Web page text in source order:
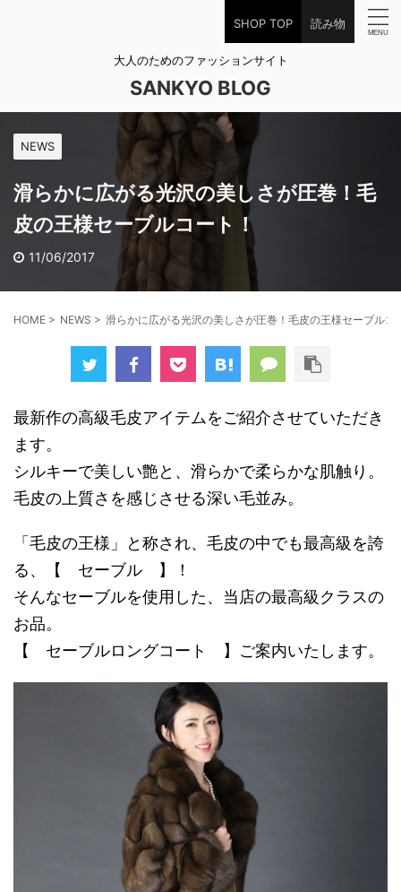
SHOP TOP 読み物
大人のためのファッションサイト
SANKYO BLOG
NEWS
滑らかに広がる光沢の美しさが圧巻！毛
皮の王様セーブルコート！
11/06/2017
HOME > NEWS > 滑らかに広がる光沢の美しさが圧巻！毛皮の王様セーブルコ
最新作の高級毛皮アイテムをご紹介させていただき
ます。
シルキーで美しい艶と、滑らかで柔らかな肌触り。
毛皮の上質さを感じさせる深い毛並み。
「毛皮の王様」と称され、毛皮の中でも最高級を誇
る、【 セーブル 】！
そんなセーブルを使用した、当店の最高級クラスの
お品。
【 セーブルロングコート 】ご案内いたします。